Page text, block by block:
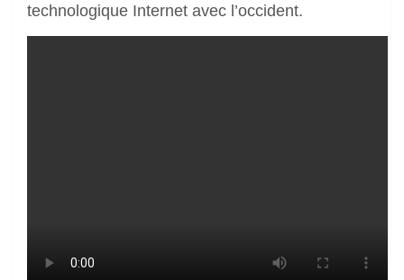
technologique Internet avec l’occident.